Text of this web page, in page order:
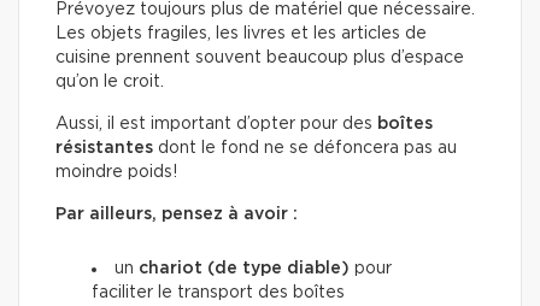
Prévoyez toujours plus de matériel que nécessaire.
Les objets fragiles, les livres et les articles de
cuisine prennent souvent beaucoup plus d’espace
qu’on le croit.
Aussi, il est important d’opter pour des boîtes
résistantes dont le fond ne se défoncera pas au
moindre poids!
Par ailleurs, pensez à avoir :
un chariot (de type diable) pour
faciliter le transport des boîtes